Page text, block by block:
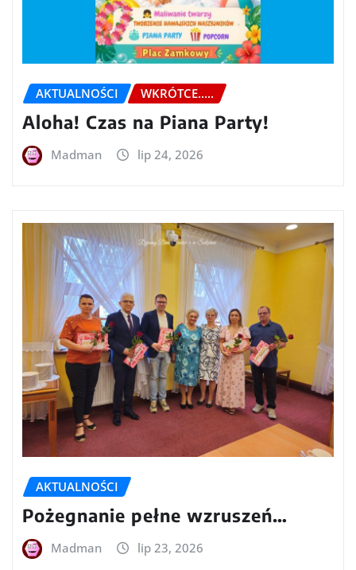
AKTUALNOŚCI WKRÓTCE.....
Aloha! Czas na Piana Party!
Madman lip 24, 2026
AKTUALNOŚCI
Pożegnanie pełne wzruszeń…
Madman lip 23, 2026